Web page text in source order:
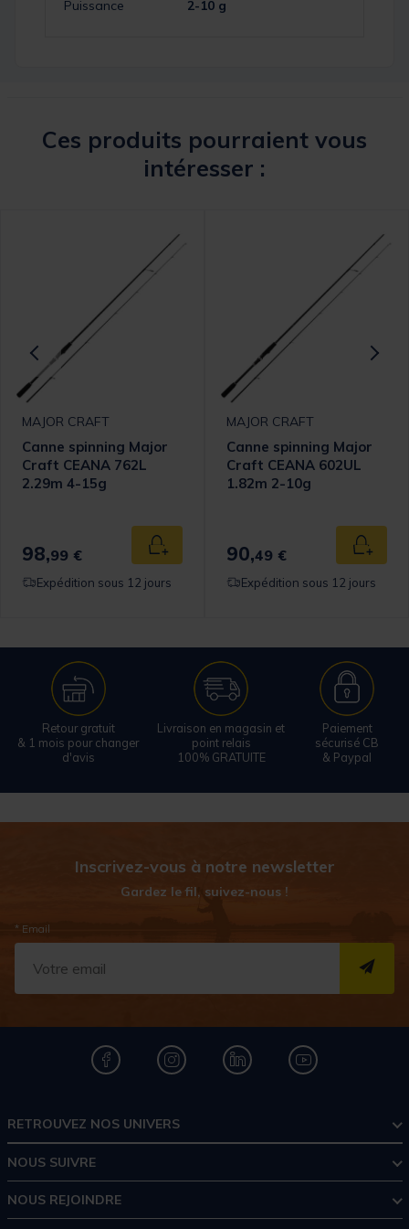
Puissance
2-10 g
Ces produits pourraient vous
intéresser :
panier
MAJOR CRAFT
Canne spinning Major
Craft CEANA 762L
2.29m 4-15g
98,99 € Ajouter au panier
Expédition sous 12 jours
MAJOR CRAFT
Canne spinning Major
Craft CEANA 602UL
1.82m 2-10g
90,49 €
Expédition sous 12 jours
Retour gratuit
& 1 mois pour changer
d'avis
Livraison en magasin et
point relais
100% GRATUITE
Paiement
sécurisé CB
& Paypal
Inscrivez-vous à notre newsletter
Gardez le fil, suivez-nous !
* Email
RETROUVEZ NOS UNIVERS
NOUS SUIVRE
NOUS REJOINDRE